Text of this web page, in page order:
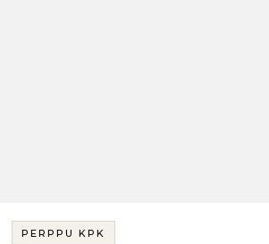
PERPPU KPK